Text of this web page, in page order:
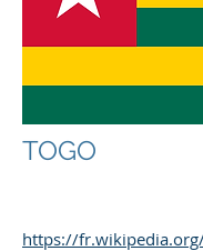
TOGO
https://